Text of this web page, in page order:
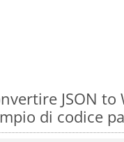
JSON to
di codice